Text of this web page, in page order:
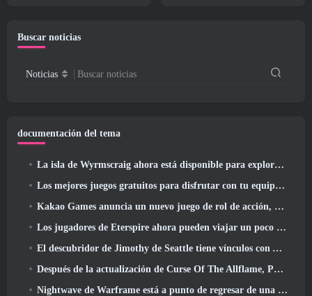
Enlisted
Buscar noticias
Noticias Buscar noticias
documentación del tema
La isla de Wyrmscraig ahora está disponible para explorar en RuneScape de la vieja escuela
Los mejores juegos gratuitos para disfrutar con tu equipo (2026)
Kakao Games anuncia un nuevo juego de rol de acción, doncella guardiana
Los jugadores de Eterspire ahora pueden viajar un poco en el tiempo... como regalo
El descubridor de Jimothy de Seattle tiene vínculos con ArenaNet, Por supuesto que lo agregarán a Guild Wars 2
Después de la actualización de Curse Of The Allflame, Path Of Exile anuncia varios cambios según los comentarios
Nightwave de Warframe está a punto de regresar de una manera impactante